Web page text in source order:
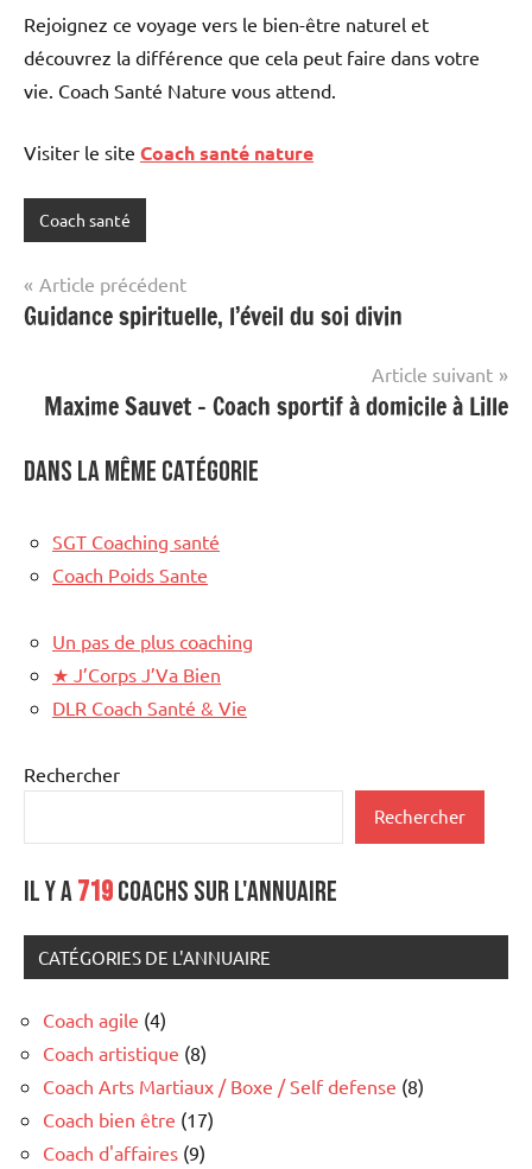
Rejoignez ce voyage vers le bien-être naturel et
découvrez la différence que cela peut faire dans votre
vie. Coach Santé Nature vous attend.
Visiter le site Coach santé nature
Coach santé
Navigation
de
Article précédent
Guidance spirituelle, l’éveil du soi divin
Article suivant
Maxime Sauvet – Coach sportif à domicile à Lille
Dans la même catégorie
SGT Coaching santé
Coach Poids Sante
Un pas de plus coaching
★ J’Corps J’Va Bien
DLR Coach Santé & Vie
Rechercher
Rechercher
Il y a719coachs sur l'annuaire
CATÉGORIES DE L'ANNUAIRE
Coach agile (4)
Coach artistique (8)
Coach Arts Martiaux / Boxe / Self defense (8)
Coach bien être (17)
Coach d'affaires (9)